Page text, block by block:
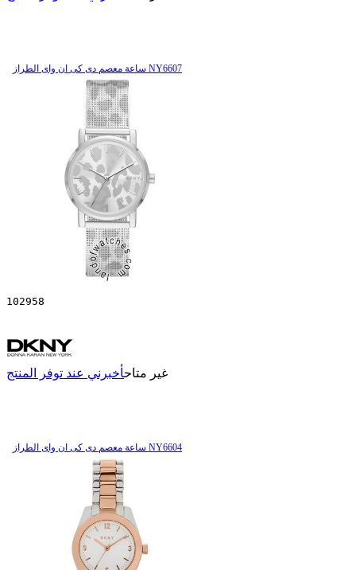
ساعة معصم دی کی ان وای الطراز NY6607
102958
غير متاحأخبرني عند توفر المنتج
ساعة معصم دی کی ان وای الطراز NY6604